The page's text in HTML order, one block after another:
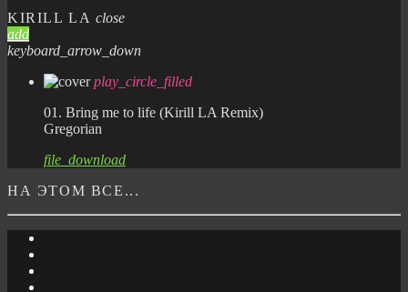
KIRILL LA close
add
keyboard_arrow_down
play_circle_filled
01. Bring me to life (Kirill LA Remix)
Gregorian
file_download
НА ЭТОМ ВСЕ...